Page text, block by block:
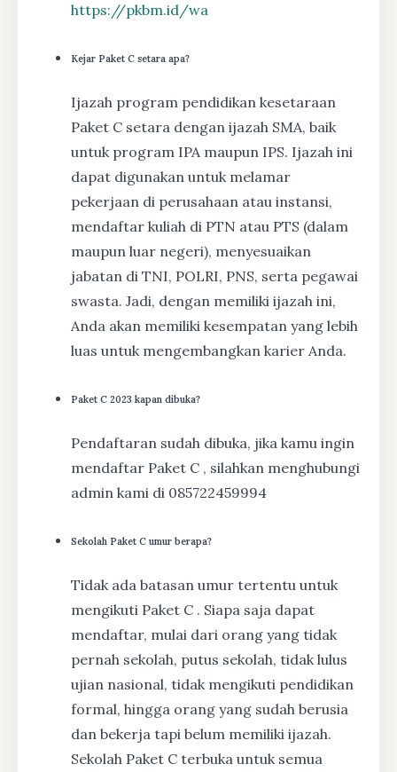
https://pkbm.id/wa
Kejar Paket C setara apa?
Ijazah program pendidikan kesetaraan
Paket C setara dengan ijazah SMA, baik
untuk program IPA maupun IPS. Ijazah ini
dapat digunakan untuk melamar
pekerjaan di perusahaan atau instansi,
mendaftar kuliah di PTN atau PTS (dalam
maupun luar negeri), menyesuaikan
jabatan di TNI, POLRI, PNS, serta pegawai
swasta. Jadi, dengan memiliki ijazah ini,
Anda akan memiliki kesempatan yang lebih
luas untuk mengembangkan karier Anda.
Paket C 2023 kapan dibuka?
Pendaftaran sudah dibuka, jika kamu ingin
mendaftar Paket C , silahkan menghubungi
admin kami di 085722459994
Sekolah Paket C umur berapa?
Tidak ada batasan umur tertentu untuk
mengikuti Paket C . Siapa saja dapat
mendaftar, mulai dari orang yang tidak
pernah sekolah, putus sekolah, tidak lulus
ujian nasional, tidak mengikuti pendidikan
formal, hingga orang yang sudah berusia
dan bekerja tapi belum memiliki ijazah.
Sekolah Paket C terbuka untuk semua